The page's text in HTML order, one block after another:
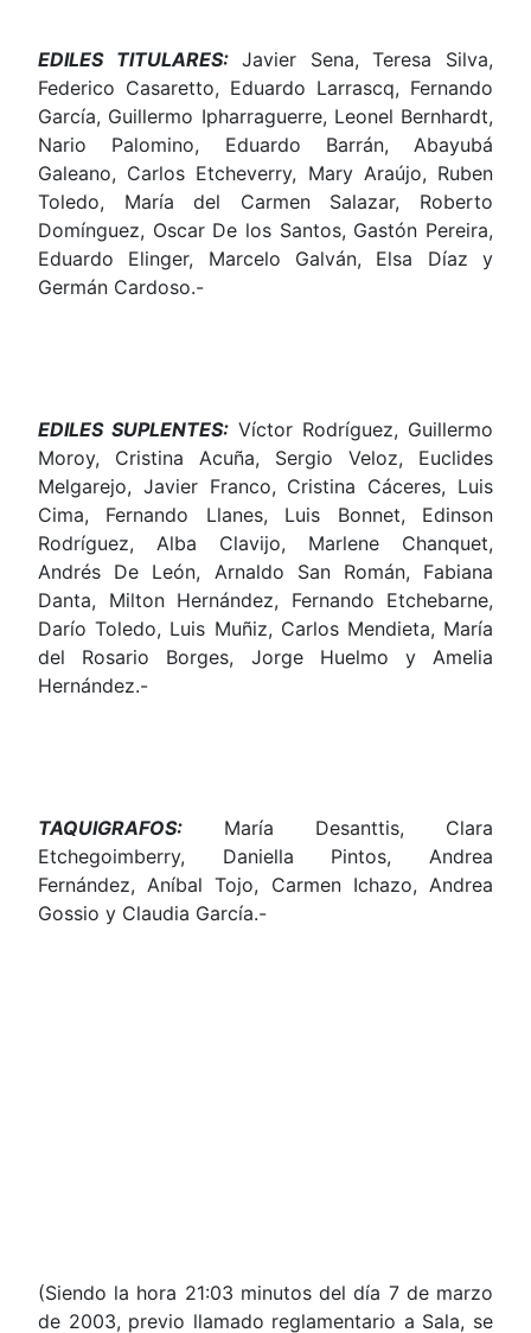
EDILES TITULARES:Javier Sena, Teresa Silva,
Federico Casaretto, Eduardo Larrascq, Fernando
García, Guillermo Ipharraguerre, Leonel Bernhardt,
Nario Palomino, Eduardo Barrán, Abayubá
Galeano, Carlos Etcheverry, Mary Araújo, Ruben
Toledo, María del Carmen Salazar, Roberto
Domínguez, Oscar De los Santos, Gastón Pereira,
Eduardo Elinger, Marcelo Galván, Elsa Díaz y
Germán Cardoso.-
EDILES SUPLENTES: Víctor Rodríguez, Guillermo
Moroy, Cristina Acuña, Sergio Veloz, Euclides
Melgarejo, Javier Franco, Cristina Cáceres, Luis
Cima, Fernando Llanes, Luis Bonnet, Edinson
Rodríguez, Alba Clavijo, Marlene Chanquet,
Andrés De León, Arnaldo San Román, Fabiana
Danta, Milton Hernández, Fernando Etchebarne,
Darío Toledo, Luis Muñiz, Carlos Mendieta, María
del Rosario Borges, Jorge Huelmo y Amelia
Hernández.-
TAQUIGRAFOS: María Desanttis, Clara
Etchegoimberry, Daniella Pintos, Andrea
Fernández, Aníbal Tojo, Carmen Ichazo, Andrea
Gossio y Claudia García.-
(Siendo la hora 21:03 minutos del día 7 de marzo
de 2003, previo llamado reglamentario a Sala, se